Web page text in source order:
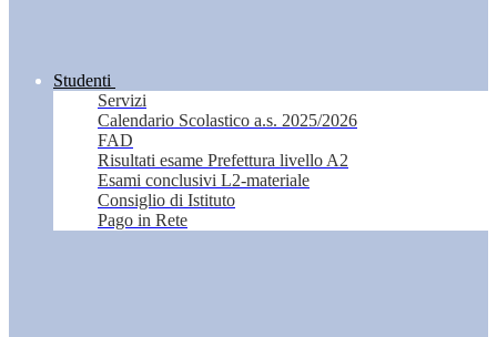
Studenti
Servizi
Calendario Scolastico a.s. 2025/2026
FAD
Risultati esame Prefettura livello A2
Esami conclusivi L2-materiale
Consiglio di Istituto
Pago in Rete